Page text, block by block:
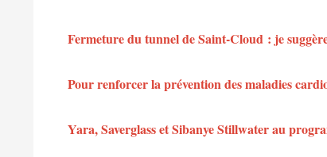
Fermeture du tunnel de Saint-Cloud : je
Pour renforcer la prévention des maladies
Yara, Saverglass et Sibanye Stillwater au